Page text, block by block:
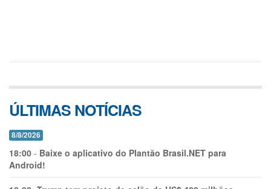
ÚLTIMAS NOTÍCIAS
8/8/2026
18:00 - Baixe o aplicativo do Plantão Brasil.NET para
Android!